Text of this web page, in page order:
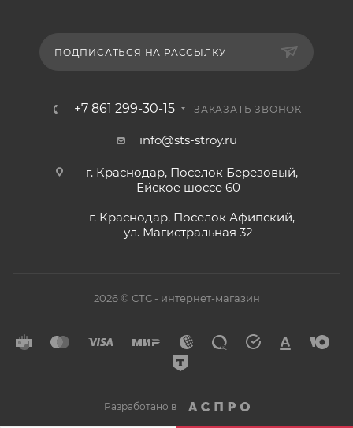
ПОДПИСАТЬСЯ НА РАССЫЛКУ
+7 861 299-30-15 ЗАКАЗАТЬ ЗВОНОК
info@sts-stroy.ru
- г. Краснодар, Поселок Березовый,
Ейское шоссе 60
- г. Краснодар, Поселок Афипский,
ул. Магистральная 32
2026 © СТС - интернет-магазин
Разработано в